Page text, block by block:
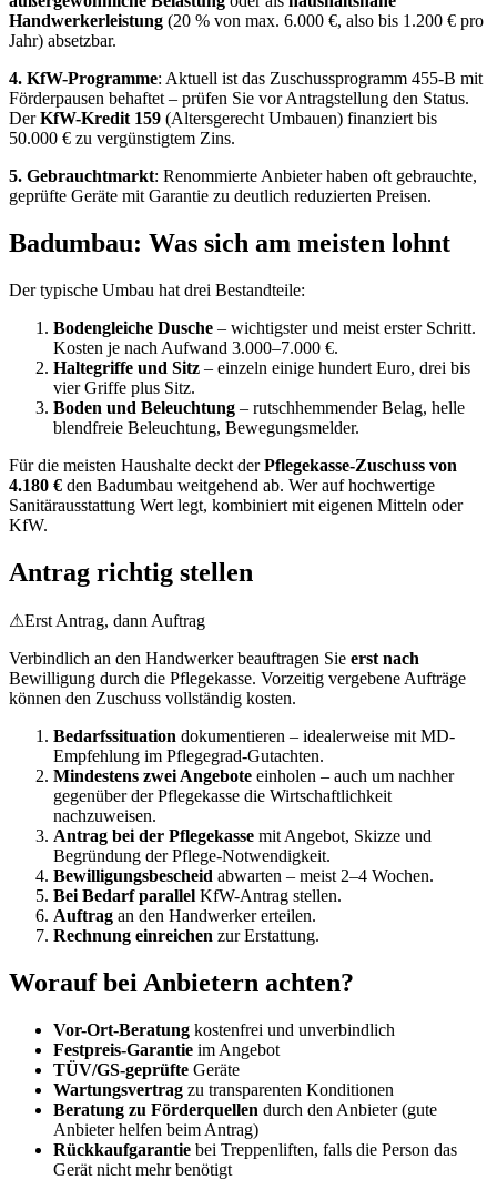
Handwerker­leistung (20 % von max. 6.000 €, also bis 1.200 € pro
Jahr) absetzbar.
4. KfW-Programme: Aktuell ist das Zuschuss­programm 455-B mit
Förder­pausen behaftet – prüfen Sie vor Antragstellung den Status.
DerKfW-Kredit 159 (Altersgerecht Umbauen) finanziert bis
50.000 € zu vergünstigtem Zins.
5. Gebraucht­markt: Renommierte Anbieter haben oft gebrauchte,
geprüfte Geräte mit Garantie zu deutlich reduzierten Preisen.
Badumbau: Was sich am meisten lohnt
Der typische Umbau hat drei Bestand­teile:
Bodengleiche Dusche – wichtigster und meist erster Schritt.
Kosten je nach Aufwand 3.000–7.000 €.
Halte­griffe und Sitz – einzeln einige hundert Euro, drei bis
vier Griffe plus Sitz.
Boden und Beleuchtung – rutschhemmender Belag, helle
blendfreie Beleuchtung, Bewegungs­melder.
Für die meisten Haushalte deckt derPflegekasse-Zuschuss von
4.180 € den Bad­umbau weitgehend ab. Wer auf hochwertige
Sanitär­ausstattung Wert legt, kombiniert mit eigenen Mitteln oder
KfW.
Antrag richtig stellen
⚠Erst Antrag, dann Auftrag
Verbindlich an den Handwerker beauftragen Sie erst nach
Bewilligung durch die Pflegekasse. Vorzeitig vergebene Aufträge
können den Zuschuss vollständig kosten.
Bedarfs­situation dokumentieren – idealerweise mit MD-
Empfehlung im Pflegegrad-Gutachten.
Mindestens zwei Angebote einholen – auch um nachher
gegenüber der Pflegekasse die Wirtschaftlichkeit
nachzuweisen.
Antrag bei der Pflegekasse mit Angebot, Skizze und
Begründung der Pflege-Notwendigkeit.
Bewilligungs­bescheid abwarten – meist 2–4 Wochen.
Bei Bedarf parallel KfW-Antrag stellen.
Auftrag an den Handwerker erteilen.
Rechnung einreichen zur Erstattung.
Worauf bei Anbietern achten?
Vor-Ort-Beratung kostenfrei und unverbindlich
Festpreis-Garantie im Angebot
TÜV/GS-geprüfte Geräte
Wartungs­vertrag zu transparenten Konditionen
Beratung zu Förder­quellen durch den Anbieter (gute
Anbieter helfen beim Antrag)
Rückkauf­garantie bei Treppen­liften, falls die Person das
Gerät nicht mehr benötigt